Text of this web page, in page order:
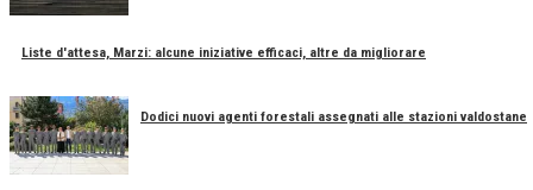
Liste d'attesa, Marzi: alcune iniziative efficaci, altre da migliorare
Dodici nuovi agenti forestali assegnati alle stazioni valdostane